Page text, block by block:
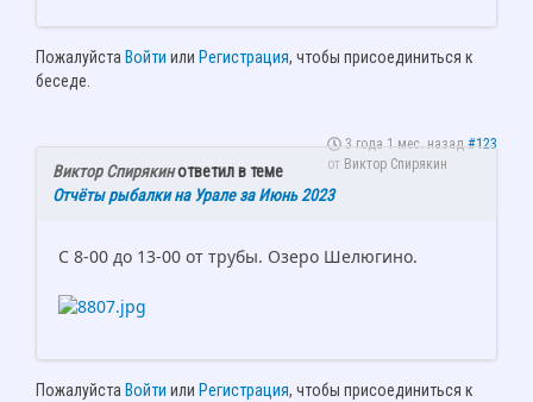
Пожалуйста Войти или Регистрация, чтобы присоединиться к
беседе.
3 года 1 мес. назад #123
от Виктор Спирякин
Виктор Спирякинответил в теме
Отчёты рыбалки на Урале за Июнь 2023
С 8-00 до 13-00 от трубы. Озеро Шелюгино.
Пожалуйста Войти или Регистрация, чтобы присоединиться к